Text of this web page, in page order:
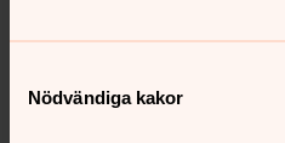
Nödvändiga kakor
Nådens gåvor